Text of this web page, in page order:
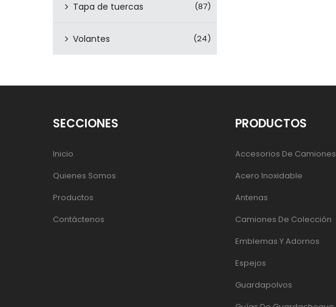
Tapa de tuercas (87)
Volantes (24)
SECCIONES
Inicio
Quienes Somos
Productos
Contáctenos
PRODUCTOS
Accesorios De Camiones
Acero Inoxidable
Antenas
Camiones De Colección
Emblemas Y Adornos
Espejos
Guardapolvos